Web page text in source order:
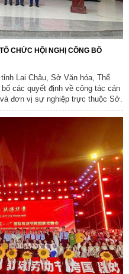
CHỨC HỘI NGHỊ CÔNG BỐ
Lai Châu, Sở Văn hóa, Thể
các quyết định về công tác cán
đơn vị sự nghiệp trực thuộc Sở.